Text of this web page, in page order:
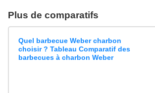
Plus de comparatifs
Quel barbecue Weber charbon
choisir ? Tableau Comparatif des
barbecues à charbon Weber